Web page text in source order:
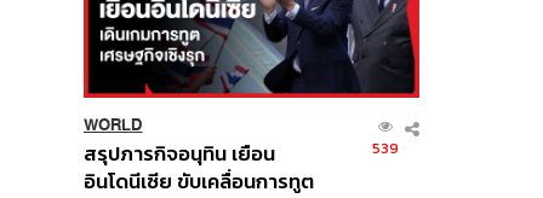
WORLD
สรุปภารกิจอนุทิน เยือน
อินโดนีเซีย ขับเคลื่อนการทูต
539